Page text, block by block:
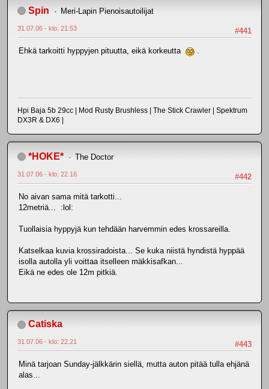
Spin Meri-Lapin Pienoisautoilijat
#441
31.07.06 - klo: 21.53
Ehkä tarkoitti hyppyjen pituutta, eikä korkeutta
Hpi Baja 5b 29cc | Mod Rusty Brushless | The Stick Crawler | Spektrum
DX3R & DX6 |
*HOKE* The Doctor
#442
31.07.06 - klo: 22.16
No aivan sama mitä tarkotti...
12metriä... :lol:
Tuollaisia hyppyjä kun tehdään harvemmin edes krossareilla.
Katselkaa kuvia krossiradoista... Se kuka niistä hyndistä hyppää
isolla autolla yli voittaa itselleen mäkkisafkan...
Eikä ne edes ole 12m pitkiä.
Catiska
#443
31.07.06 - klo: 22.21
Minä tarjoan Sunday-jälkkärin siellä, mutta auton pitää tulla ehjänä
alas...